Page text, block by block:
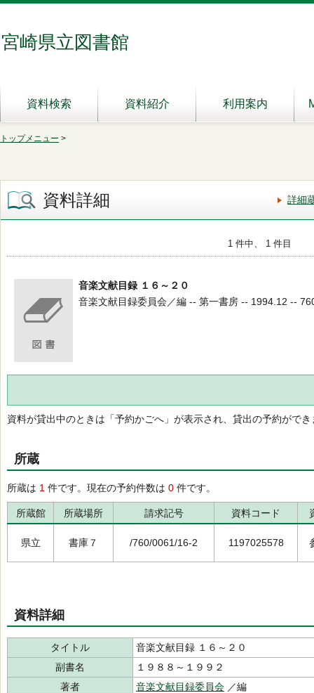
宮崎県立図書館
資料検索 資料紹介 利用案内
トップメニュー >
資料詳細 詳細
1 件中、 1 件目
音楽文献目録 １６～２０
音楽文献目録委員会／編 -- 第一書房 -- 1994.12 --
資料が貸出中のときは「予約かごへ」が表示され、貸出の予約ができ
所蔵
所蔵は 1 件です。現在の予約件数は 0 件です。
所蔵館 所蔵場所 請求記号 資料コード
県立 書庫７ /760/0061/16-2 1197025578
資料詳細
タイトル
音楽文献目録 １６～２０
副書名
１９８８～１９９２
著者
音楽文献目録委員会 ／編